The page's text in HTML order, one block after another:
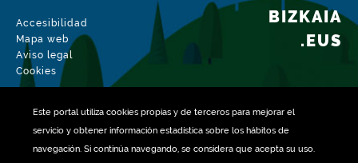
Este portal utiliza cookiespropias y de terceros para mejorar el
servicio y obtener información estadística sobre los hábitos de
navegación. Si continúa navegando, se considera que acepta su uso.
Accesibilidad
Mapa web
Aviso legal
Cookies
BIZKAIA
.EUS